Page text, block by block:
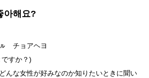
아해요?
チョアヘヨ
すか？)
んな女性が好みなのか知りたいときに聞い